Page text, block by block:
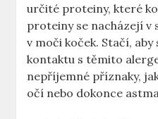
určité proteiny, které
proteiny se nacházejí v
v moči koček. Stačí,
kontaktu s těmito
nepříjemné příznaky,
očí nebo dokonce